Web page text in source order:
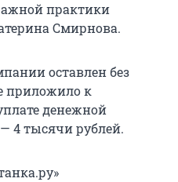
практики
Смирнова.
оставлен без
приложило к
денежной
4 тысячи рублей.